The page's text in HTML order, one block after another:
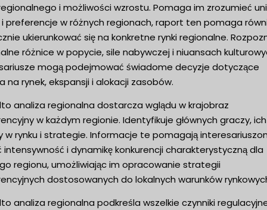
i możliwości wzrostu. Pomaga im zrozumieć
preferencje w różnych regionach, raport ten pomaga
ukierunkować się na konkretne rynki regionalne.
różnice w popycie, sile nabywczej i niuansach
mogą podejmować świadome decyzje dotyczące
na rynek, ekspansji i alokacji zasobów.
analiza regionalna dostarcza wglądu w krajobraz
w każdym regionie. Identyfikuje głównych graczy, ich
w rynku i strategie. Informacje te pomagają
intensywność i dynamikę konkurencji charakterystyczną dla
regionu, umożliwiając im opracowanie strategii
dostosowanych do lokalnych warunków
analiza regionalna podkreśla wszelkie czynniki